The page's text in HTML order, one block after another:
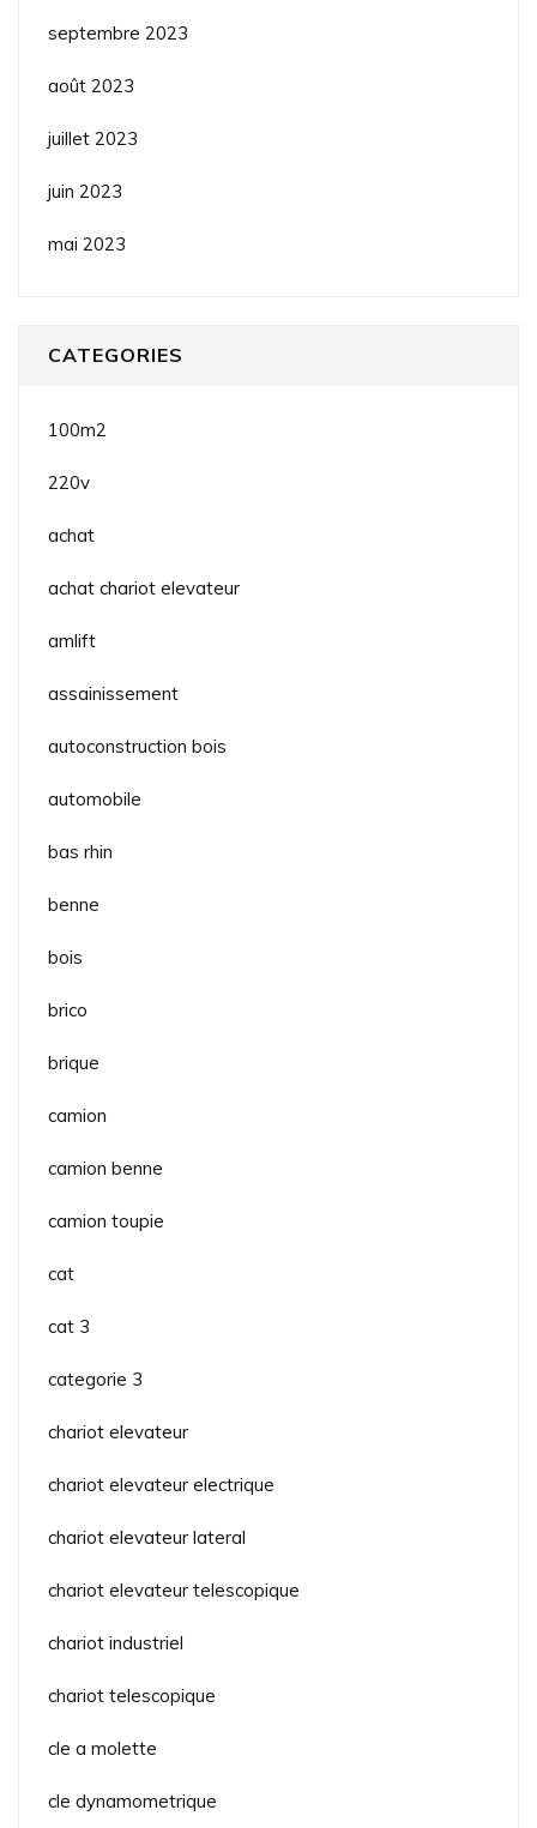
septembre 2023
août 2023
juillet 2023
juin 2023
mai 2023
CATEGORIES
100m2
220v
achat
achat chariot elevateur
amlift
assainissement
autoconstruction bois
automobile
bas rhin
benne
bois
brico
brique
camion
camion benne
camion toupie
cat
cat 3
categorie 3
chariot elevateur
chariot elevateur electrique
chariot elevateur lateral
chariot elevateur telescopique
chariot industriel
chariot telescopique
cle a molette
cle dynamometrique